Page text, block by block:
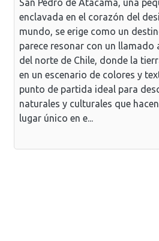
San Pedro de Atacama, una
enclavada en el corazón del
mundo, se erige como un
parece resonar con un llamado
del norte de Chile, donde la
en un escenario de colores y
punto de partida ideal para
naturales y culturales que
lugar único en e...